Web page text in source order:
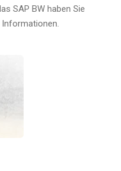
SAP BW haben Sie